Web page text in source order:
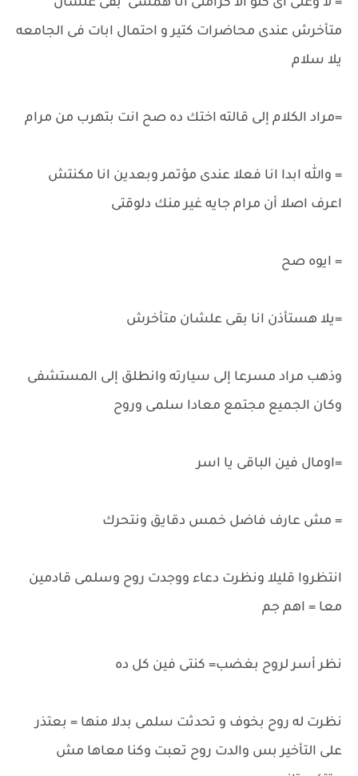
= لا وعلى اى كلو الا كرامتى انا همشى بقى علشان
متأخرش عندى محاضرات كتير و احتمال ابات فى الجامعه
يلا سلام
=مراد الكلام إلى قالته اختك ده صح انت بتهرب من مرام
= والله ابدا انا فعلا عندى مؤتمر وبعدين انا مكنتش
اعرف اصلا أن مرام جايه غير منك دلوقتى
= ايوه صح
=يلا هستأذن انا بقى علشان متأخرش
وذهب مراد مسرعا إلى سيارته وانطلق إلى المستشفى
وكان الجميع مجتمع معادا سلمى وروح
=اومال فين الباقى يا اسر
= مش عارف فاضل خمس دقايق ونتحرك
انتظروا قليلا ونظرت دعاء ووجدت روح وسلمى قادمين
معا = اهم جم
نظر أسر لروح بغضب= كنتى فين كل ده
نظرت له روح بخوف و تحدثت سلمى بدلا منها = بعتذر
على التأخير بس والدت روح تعبت وكنا معاها مش